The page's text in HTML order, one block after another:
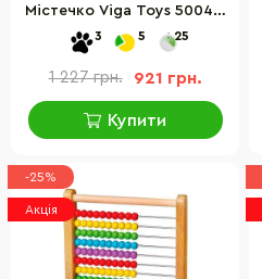
Містечко Viga Toys 50043,
14 блоків
3 5 25
1 227 грн. 921 грн.
Купити
-25%
Акція